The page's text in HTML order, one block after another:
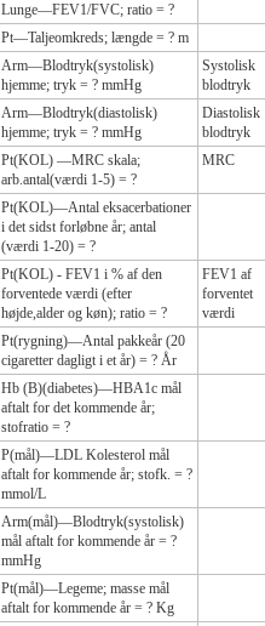
Lunge—FEV1/FVC; ratio = ?
Pt—Taljeomkreds; længde = ? m
Arm—Blodtryk(systolisk)
hjemme; tryk = ? mmHg
Systolisk
blodtryk
Arm—Blodtryk(diastolisk)
hjemme; tryk = ? mmHg
Diastolisk
blodtryk
Pt(KOL) —MRC skala;
arb.antal(værdi 1-5) = ?
MRC
Pt(KOL)—Antal eksacerbationer
i det sidst forløbne år; antal
(værdi 1-20) = ?
Pt(KOL) - FEV1 i % af den
forventede værdi (efter
højde,alder og køn); ratio = ?
FEV1 af
forventet
værdi
Pt(rygning)—Antal pakkeår (20
cigaretter dagligt i et år) = ? År
Hb (B)(diabetes)—HBA1c mål
aftalt for det kommende år;
stofratio = ?
P(mål)—LDL Kolesterol mål
aftalt for kommende år; stofk. = ?
mmol/L
Arm(mål)—Blodtryk(systolisk)
mål aftalt for kommende år = ?
mmHg
Pt(mål)—Legeme; masse mål
aftalt for kommende år = ? Kg